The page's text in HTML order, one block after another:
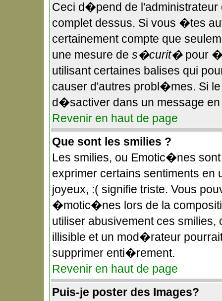
Ceci d�pend de
complet dessus. Si vous �tes
certainement compte que
une mesure de s�curit�pour
utilisant certaines balises qui
causer d'autres probl�mes. Si
d�sactiver dans un message
Revenir en haut de page
Que sont les smilies ?
Les smilies, ou Emotic�nes
exprimer certains sentiments en
joyeux, :( signifie triste. Vous
�motic�nes lors de la
utiliser abusivement ces
illisible et un mod�rateur
supprimer enti�rement.
Revenir en haut de page
Puis-je poster des Images?